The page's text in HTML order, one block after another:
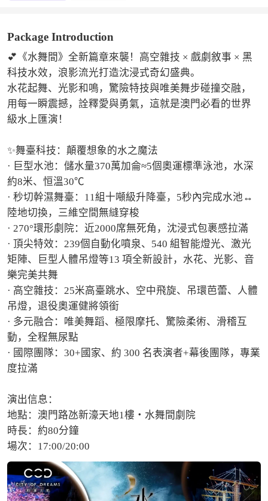
Package Introduction
💕《水舞間》全新篇章來襲！高空雜技 × 戲劇敘事 × 黑
科技水效，浪影流光打造沈浸式奇幻盛典。
水花起舞、光影和鳴，驚險特技與唯美舞步碰撞交融，
用每一瞬震撼，詮釋愛與勇氣，這就是澳門必看的世界
級水上匯演！
✨舞臺科技：顛覆想象的水之魔法
· 巨型水池：儲水量370萬加侖≈5個奧運標準泳池，水深
約8米、恒溫30℃
· 秒切幹濕舞臺：11組十噸級升降臺，5秒內完成水池↔
陸地切換，三維空間無縫穿梭
· 270°環形劇院：近2000席無死角，沈浸式包裹感拉滿
· 頂尖特效：239個自動化噴泉、540 組智能燈光、激光
矩陣、巨型人體吊燈等13 項全新設計，水花、光影、音
樂完美共舞
· 高空雜技：25米高臺跳水、空中飛旋、吊環芭蕾、人體
吊燈，退役奧運健將領銜
· 多元融合：唯美舞蹈、極限摩托、驚險柔術、滑稽互
動，全程無尿點
· 國際團隊：30+國家、約 300 名表演者+幕後團隊，專業
度拉滿
演出信息：
地點：澳門路氹新濠天地1樓・水舞間劇院
時長：約80分鐘
場次：17:00/20:00